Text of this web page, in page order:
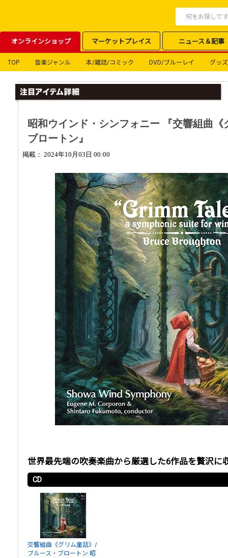
オンラインショップ マーケットプレイス ニュース＆記事
TOP 音楽ジャンル 本/雑誌/コミック DVD/ブルーレイ グッズ
昭和ウインド・シンフォニー 『交響組曲
ブロートン』
掲載： 2024年10月03日 00:00
世界最先端の吹奏楽曲から厳選した6作品を贅沢に
CD
交響組曲《グリム童話》/
ブルース・ブロートン 昭